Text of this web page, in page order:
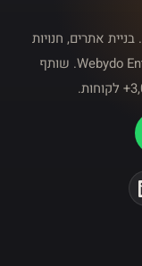
אתרים, חנויות
וקידום דיגיטלי — מבוסס תשתית Webydo Enterprise. שותף